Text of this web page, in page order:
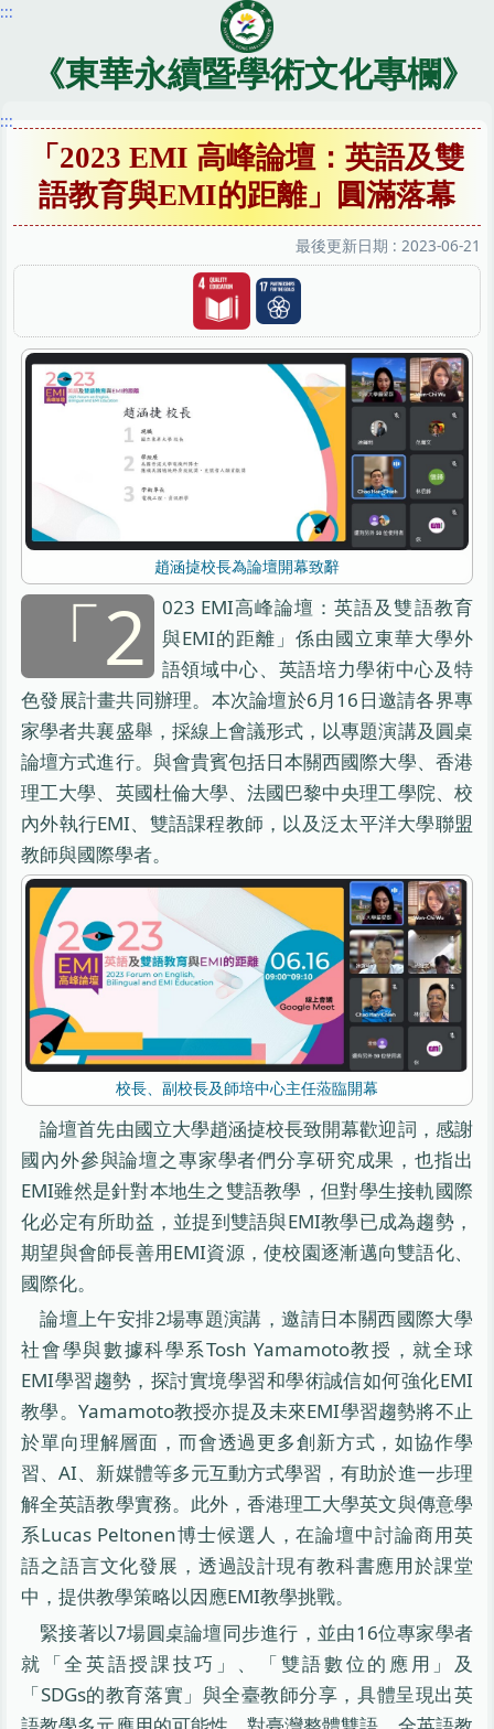
跳
內
:::
《東華永續暨學術文化專欄》
:::
「2023 EMI 高峰論壇：英語及雙
語教育與EMI的距離」圓滿落幕
最後更新日期 : 2023-06-21
趙涵㨗校長為論壇開幕致辭
「2
023 EMI高峰論壇：英語及雙語教育
與EMI的距離」係由國立東華大學外
語領域中心、英語培力學術中心及特
色發展計畫共同辦理。本次論壇於6月16日邀請各界專
家學者共襄盛舉，採線上會議形式，以專題演講及圓桌
論壇方式進行。與會貴賓包括日本關西國際大學、香港
理工大學、英國杜倫大學、法國巴黎中央理工學院、校
內外執行EMI、雙語課程教師，以及泛太平洋大學聯盟
教師與國際學者。
校長、副校長及師培中心主任蒞臨開幕
論壇首先由國立大學趙涵㨗校長致開幕歡迎詞，感謝
國內外參與論壇之專家學者們分享研究成果，也指出
EMI雖然是針對本地生之雙語教學，但對學生接軌國際
化必定有所助益，並提到雙語與EMI教學已成為趨勢，
期望與會師長善用EMI資源，使校園逐漸邁向雙語化、
國際化。
論壇上午安排2場專題演講，邀請日本關西國際大學
社會學與數據科學系Tosh Yamamoto教授，就全球
EMI學習趨勢，探討實境學習和學術誠信如何強化EMI
教學。Yamamoto教授亦提及未來EMI學習趨勢將不止
於單向理解層面，而會透過更多創新方式，如協作學
習、AI、新媒體等多元互動方式學習，有助於進一步理
解全英語教學實務。此外，香港理工大學英文與傳意學
系Lucas Peltonen博士候選人，在論壇中討論商用英
語之語言文化發展，透過設計現有教科書應用於課堂
中，提供教學策略以因應EMI教學挑戰。
緊接著以7場圓桌論壇同步進行，並由16位專家學者
就「全英語授課技巧」、「雙語數位的應用」及
「SDGs的教育落實」與全臺教師分享，具體呈現出英